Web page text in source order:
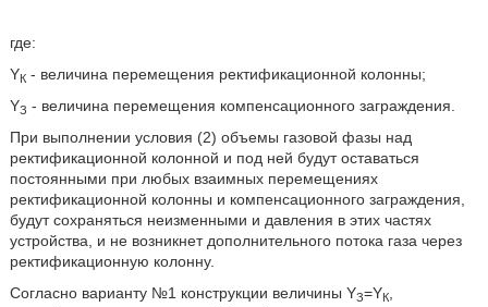
где:
YК- величина перемещения ректификационной колонны;
YЗ - величина перемещения компенсационного заграждения.
При выполнении условия (2) объемы газовой фазы над
ректификационной колонной и под ней будут оставаться
постоянными при любых взаимных перемещениях
ректификационной колонны и компенсационного заграждения,
будут сохраняться неизменными и давления в этих частях
устройства, и не возникнет дополнительного потока газа через
ректификационную колонну.
Согласно варианту №1 конструкции величины YЗ=YК,